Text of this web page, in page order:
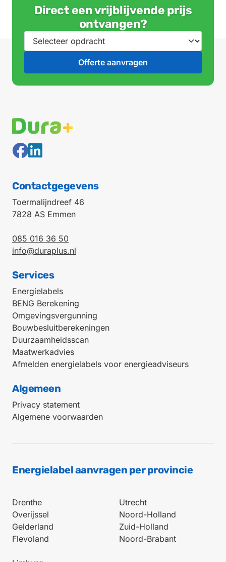
Direct een vrijblijvende prijs
ontvangen?
Contactgegevens
Toermalijndreef 46
7828 AS Emmen
085 016 36 50
info@duraplus.nl
Services
Energielabels
BENG Berekening
Omgevingsvergunning
Bouwbesluitberekeningen
Duurzaamheidsscan
Maatwerkadvies
Afmelden energielabels voor energieadviseurs
Algemeen
Privacy statement
Algemene voorwaarden
Energielabel aanvragen per provincie
Drenthe
Overijssel
Gelderland
Flevoland
Utrecht
Noord-Holland
Zuid-Holland
Noord-Brabant